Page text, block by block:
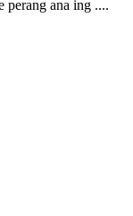
perang ana ing ....